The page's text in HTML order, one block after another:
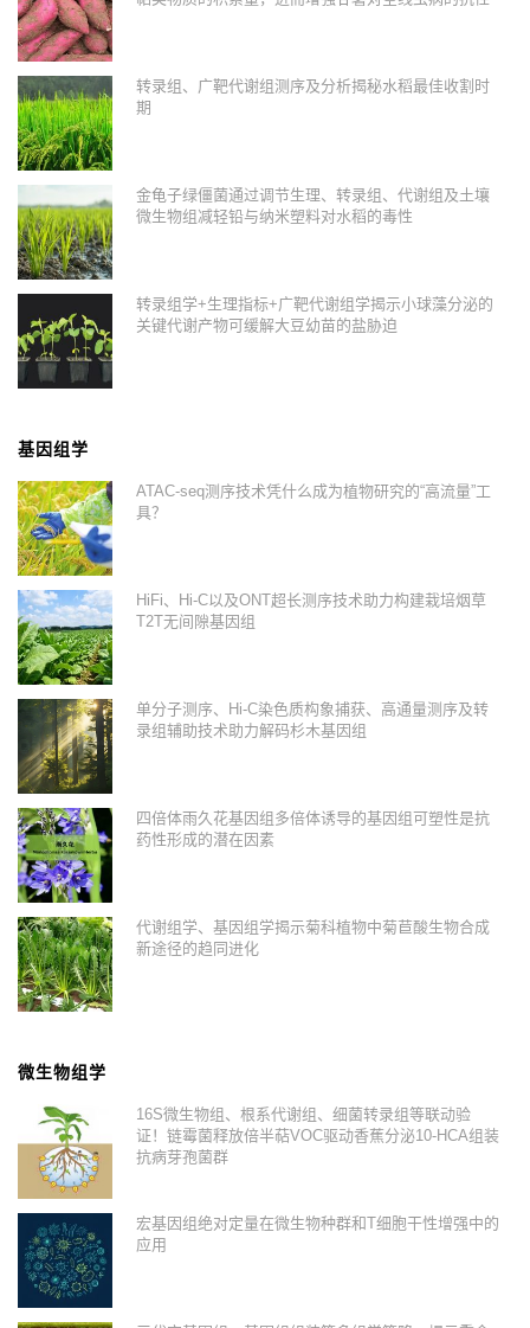
转录组、广靶代谢组测序及分析揭秘水稻最佳收割时
期
金龟子绿僵菌通过调节生理、转录组、代谢组及土壤
微生物组减轻铅与纳米塑料对水稻的毒性
转录组学+生理指标+广靶代谢组学揭示小球藻分泌的
关键代谢产物可缓解大豆幼苗的盐胁迫
基因组学
ATAC-seq测序技术凭什么成为植物研究的“高流量”工
具？
HiFi、Hi-C以及ONT超长测序技术助力构建栽培烟草
T2T无间隙基因组
单分子测序、Hi-C染色质构象捕获、高通量测序及转
录组辅助技术助力解码杉木基因组
四倍体雨久花基因组多倍体诱导的基因组可塑性是抗
药性形成的潜在因素
代谢组学、基因组学揭示菊科植物中菊苣酸生物合成
新途径的趋同进化
微生物组学
16S微生物组、根系代谢组、细菌转录组等联动验
证！链霉菌释放倍半萜VOC驱动香蕉分泌10-HCA组装
抗病芽孢菌群
宏基因组绝对定量在微生物种群和T细胞干性增强中的
应用